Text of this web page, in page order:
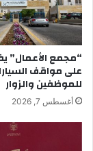
“مجمع الأعمال”
على مواقف
للموظفين والزوار
أغسطس 7, 2026